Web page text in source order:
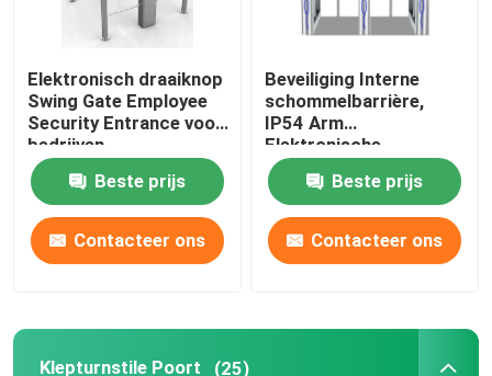
Fabrieksreis
Kwaliteitscontrole
Contacteer ons
nieuws
Elektronische Turnstile Poorten
Elektronisch draaiknop
Swing Gate Employee
Security Entrance voor
bedrijven
Beste prijs
Contacteer ons
Beveiliging Interne
schommelbarrière,
IP54 Arm
Elektronische
draaistellen poorten
Beste prijs
Contacteer ons
Klepturnstile Poort (25)